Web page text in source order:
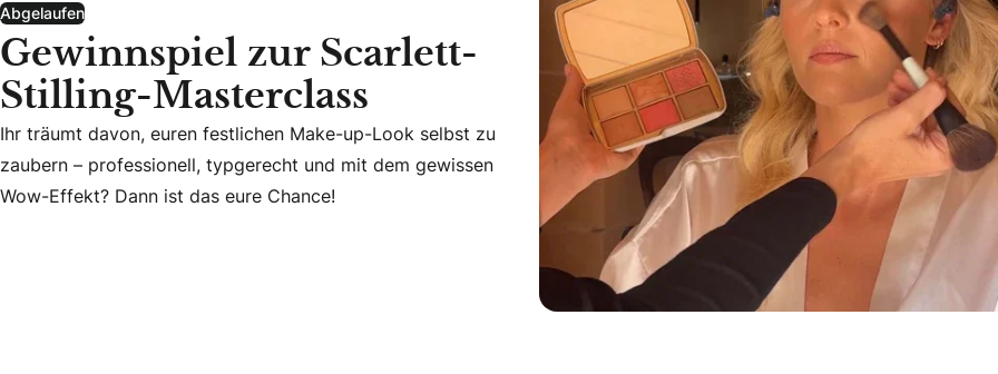
Abgelaufen
Gewinnspiel zur Scarlett-
Stilling-Masterclass
Ihr träumt davon, euren festlichen Make-up-Look selbst zu zaubern – professionell, typgerecht und mit dem
Ihr träumt davon, euren festlichen Make-up-Look selbst zu
zaubern – professionell, typgerecht und mit dem gewissen
Wow-Effekt? Dann ist das eure Chance!